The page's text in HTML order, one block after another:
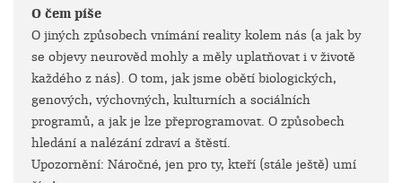
O čem píše
O jiných způsobech vnímání reality kolem nás (a jak by
se objevy neurověd mohly a měly uplatňovat i v životě
každého z nás). O tom, jak jsme obětí biologických,
genových, výchovných, kulturních a sociálních
programů, a jak je lze přeprogramovat. O způsobech
hledání a nalézání zdraví a štěstí.
Upozornění: Náročné, jen pro ty, kteří (stále ještě) umí